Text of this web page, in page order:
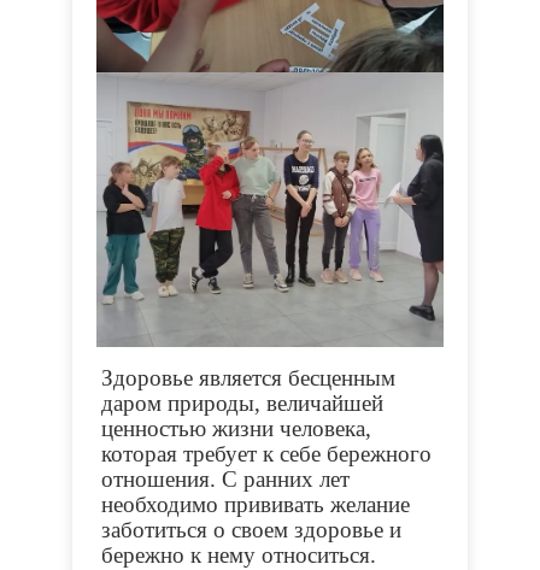
Здоровье является бесценным
даром природы, величайшей
ценностью жизни человека,
которая требует к себе бережного
отношения. С ранних лет
необходимо прививать желание
заботиться о своем здоровье и
бережно к нему относиться.